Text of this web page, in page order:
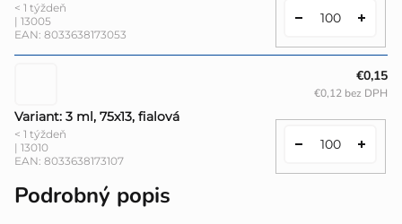
< 1 týždeň
| 13005
EAN: 8033638173053
Variant: 3 ml, 75x13, fialová
< 1 týždeň
| 13010
EAN: 8033638173107
€0,15
€0,12 bez DPH
Podrobný popis